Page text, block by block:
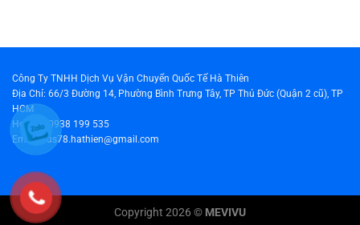
Công Ty TNHH Dịch Vụ Vận Chuyển Quốc Tế Hà Thiên
Địa Chỉ: 66/3 Đường 14, Phường Bình Trưng Tây, TP Thủ Đức (Quận 2 cũ), TP
HCM
Hotline: 0938 199 535
Email: cus78.hathien@gmail.com
Copyright 2026 © MEVIVU